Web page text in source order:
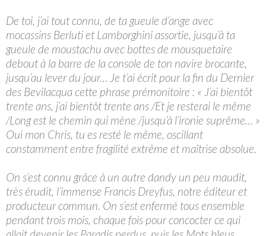
De toi, j’ai tout connu, de ta gueule d’ange avec
mocassins Berluti et Lamborghini assortie, jusqu’à ta
gueule de moustachu avec bottes de mousquetaire
debout à la barre de la console de ton navire brocante,
jusqu’au lever du jour… Je t’ai écrit pour la fin du Dernier
des Bevilacqua cette phrase prémonitoire : « J’ai bientôt
trente ans, j’ai bientôt trente ans /Et je resterai le même
/Long est le chemin qui mène /jusqu’à l’ironie suprême… »
Oui mon Chris, tu es resté le même, oscillant
constamment entre fragilité extrême et maîtrise absolue.
On s’est connu grâce à un autre dandy un peu maudit,
très érudit, l’immense Francis Dreyfus, notre éditeur et
producteur commun. On s’est enfermé tous ensemble
pendant trois mois, chaque fois pour concocter ce qui